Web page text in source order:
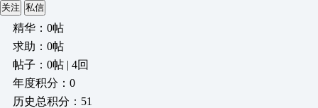
关注 私信
精华：0帖
求助：0帖
帖子：0帖 | 4回
年度积分：0
历史总积分：51